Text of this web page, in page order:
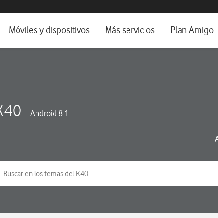
e idioma
Móviles y dispositivos Más servicios Plan Amigo
Android 8.1